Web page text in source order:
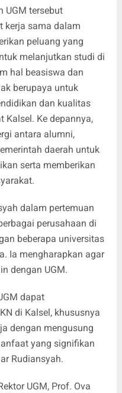
UGM tersebut
kerja sama dalam
peluang yang
melanjutkan studi di
hal beasiswa dan
berupaya untuk
dan kualitas
Kalsel. Ke depannya,
antara alumni,
daerah untuk
serta memberikan
dalam pertemuan
perusahaan di
beberapa universitas
Ia mengharapkan agar
dengan UGM.
dapat
di Kalsel, khususnya
dengan mengusung
yang signifikan
Rudiansyah.
UGM, Prof. Ova